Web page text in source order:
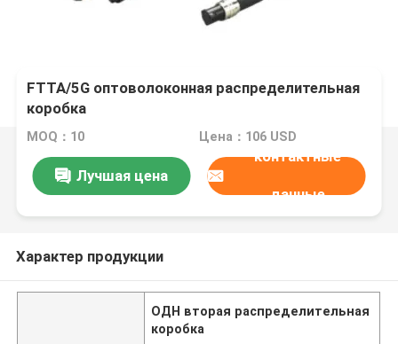
FTTA/5G оптоволоконная распределительная
коробка
MOQ：10 Цена：106 USD
Лучшая цена
контактные
данные
Характер продукции
ОДН вторая распределительная
коробка